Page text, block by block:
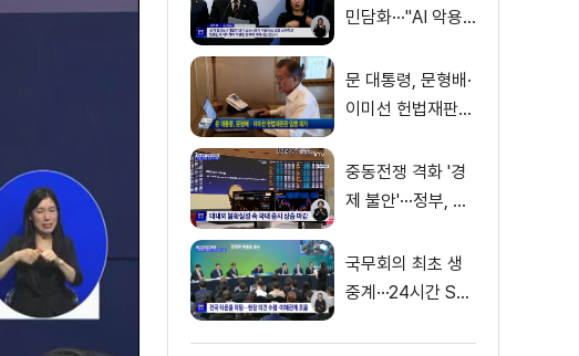
민담화···"AI 악용
문 대통령, 문형배·
이미선 헌법재판관
중동전쟁 격화 '경
제 불안'···정부, 금
소화
국무회의 최초 생
중계···24시간 SN